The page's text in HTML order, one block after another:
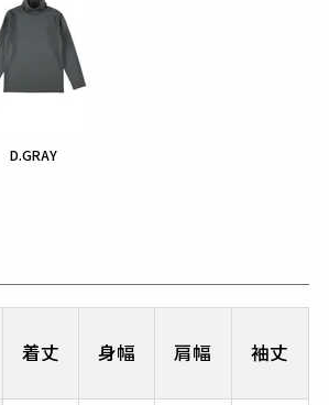
D.GRAY
着丈 身幅 肩幅 袖丈